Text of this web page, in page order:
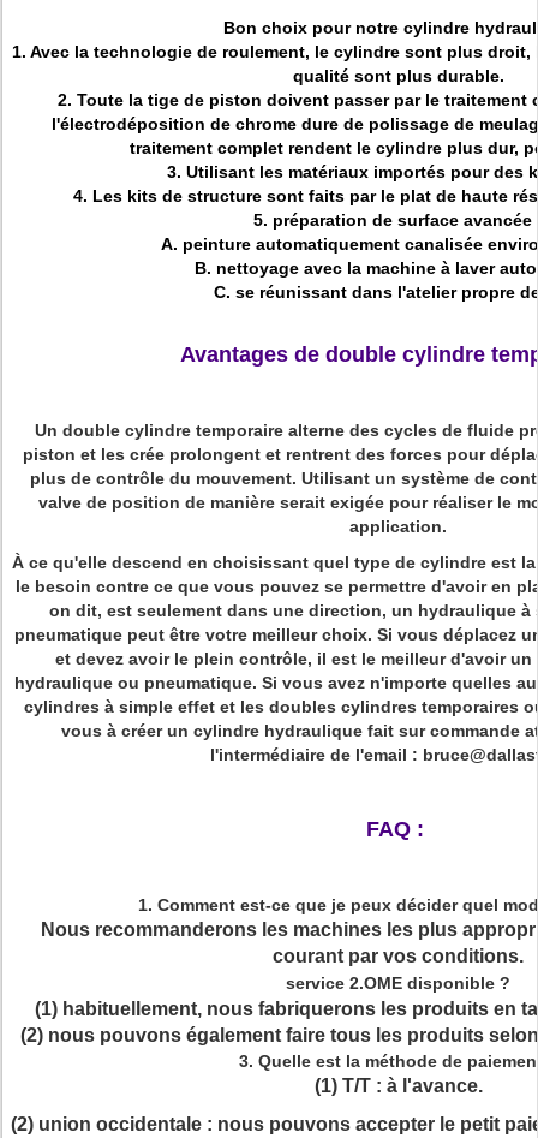
Bon choix pour notre cylindre
1. Avec la technologie de roulement, le cylindre sont plus
qualité sont plus durable.
2. Toute la tige de piston doivent passer par le traitement
l'électrodéposition de chrome dure de polissage de
traitement complet rendent le cylindre plus dur,
3. Utilisant les matériaux importés pour des
4. Les kits de structure sont faits par le plat de haute
5. préparation de surface avancée
A. peinture automatiquement canalisée
B. nettoyage avec la machine à laver
C. se réunissant dans l'atelier propre
Avantages de double cylindre
Un double cylindre temporaire alterne des cycles de fluide
piston et les crée prolongent et rentrent des forces pour
plus de contrôle du mouvement. Utilisant un système de
valve de position de manière serait exigée pour réaliser le
application.
À ce qu'elle descend en choisissant quel type de cylindre est
le besoin contre ce que vous pouvez se permettre d'avoir en
on dit, est seulement dans une direction, un hydraulique
pneumatique peut être votre meilleur choix. Si vous déplacez
et devez avoir le plein contrôle, il est le meilleur d'avoir
hydraulique ou pneumatique. Si vous avez n'importe quelles
cylindres à simple effet et les doubles cylindres temporaires
vous à créer un cylindre hydraulique fait sur commande
l'intermédiaire de l'email :
FAQ :
1. Comment est-ce que je peux décider quel
Nous recommanderons les machines les plus
courant par vos conditions.
service 2.OME disponible ?
(1) habituellement, nous fabriquerons les produits en
(2) nous pouvons également faire tous les produits
3. Quelle est la méthode de
(1) T/T : à l'avance.
(2) union occidentale : nous pouvons accepter le petit